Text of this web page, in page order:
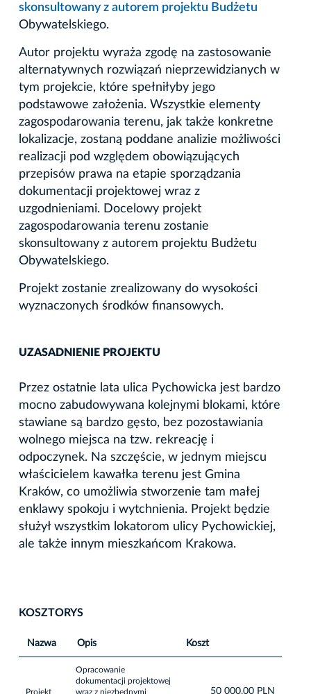
skonsultowany z autorem projektu Budżetu
Obywatelskiego.
Autor projektu wyraża zgodę na zastosowanie
alternatywnych rozwiązań nieprzewidzianych w
tym projekcie, które spełniłyby jego
podstawowe założenia. Wszystkie elementy
zagospodarowania terenu, jak także konkretne
lokalizacje, zostaną poddane analizie możliwości
realizacji pod względem obowiązujących
przepisów prawa na etapie sporządzania
dokumentacji projektowej wraz z
uzgodnieniami. Docelowy projekt
zagospodarowania terenu zostanie
skonsultowany z autorem projektu Budżetu
Obywatelskiego.
Projekt zostanie zrealizowany do wysokości
wyznaczonych środków finansowych.
UZASADNIENIE PROJEKTU
Przez ostatnie lata ulica Pychowicka jest bardzo
mocno zabudowywana kolejnymi blokami, które
stawiane są bardzo gęsto, bez pozostawiania
wolnego miejsca na tzw. rekreację i
odpoczynek. Na szczęście, w jednym miejscu
właścicielem kawałka terenu jest Gmina
Kraków, co umożliwia stworzenie tam małej
enklawy spokoju i wytchnienia. Projekt będzie
służył wszystkim lokatorom ulicy Pychowickiej,
ale także innym mieszkańcom Krakowa.
KOSZTORYS
Nazwa Opis Koszt
Projekt
Opracowanie
dokumentacji projektowej
wraz z niezbędnymi
50 000,00 PLN